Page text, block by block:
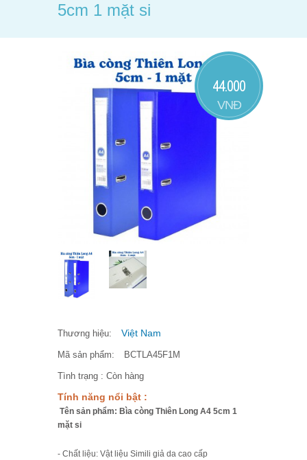
5cm 1 mặt si
44.000
VNĐ
Thương hiệu: Việt Nam
Mã sản phẩm: BCTLA45F1M
Tình trạng : Còn hàng
Tính năng nổi bật :
Tên sản phẩm: Bìa còng Thiên Long A4 5cm 1
mặt si
- Chất liệu: Vật liệu Simili giả da cao cấp